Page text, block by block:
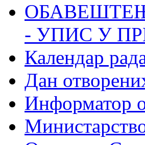
- УПИС У
Календар
Дан
Информатор